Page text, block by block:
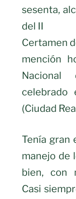
sesenta,
del II
Certamen
mención
celebrado
(Ciudad
Tenía gran
manejo de
bien, con
Casi